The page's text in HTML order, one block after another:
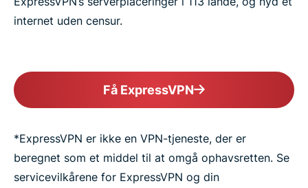
internet uden censur.
Få ExpressVPN
*ExpressVPN er ikke en VPN-tjeneste, der er
beregnet som et middel til at omgå ophavsretten. Se
servicevilkårene for ExpressVPN og din